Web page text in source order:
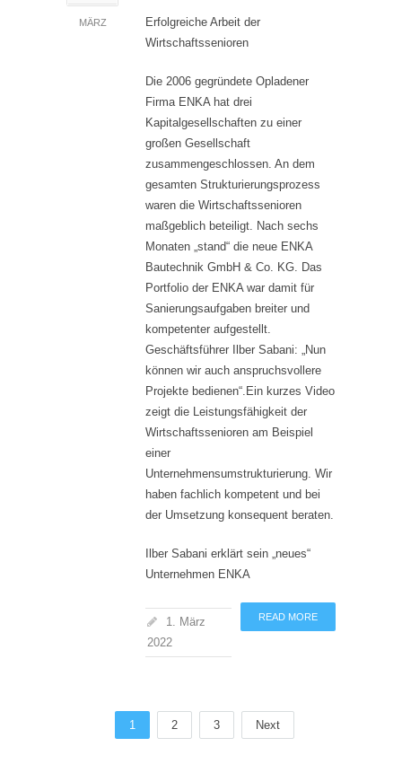
MÄRZ
Erfolgreiche Arbeit der
Wirtschaftssenioren
Die 2006 gegründete Opladener
Firma ENKA hat drei
Kapitalgesellschaften zu einer
großen Gesellschaft
zusammengeschlossen. An dem
gesamten Strukturierungsprozess
waren die Wirtschaftssenioren
maßgeblich beteiligt. Nach sechs
Monaten „stand“ die neue ENKA
Bautechnik GmbH & Co. KG. Das
Portfolio der ENKA war damit für
Sanierungsaufgaben breiter und
kompetenter aufgestellt.
Geschäftsführer Ilber Sabani: „Nun
können wir auch anspruchsvollere
Projekte bedienen“.Ein kurzes Video
zeigt die Leistungsfähigkeit der
Wirtschaftssenioren am Beispiel
einer
Unternehmensumstrukturierung. Wir
haben fachlich kompetent und bei
der Umsetzung konsequent beraten.
Ilber Sabani erklärt sein „neues“
Unternehmen ENKA
READ MORE
1. März
2022
1 2 3 Next